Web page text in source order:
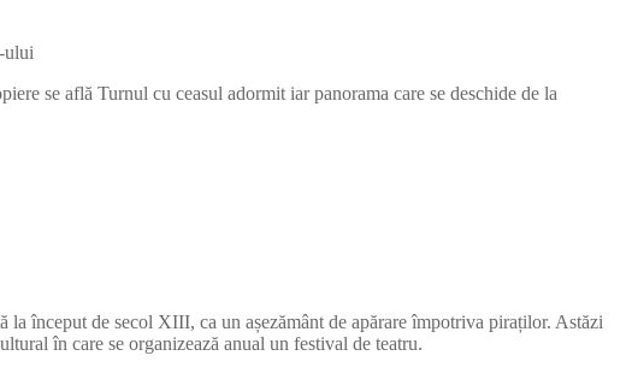
ului
se află Turnul cu ceasul adormit iar panorama care se deschide de la
început de secol XIII, ca un așezământ de apărare împotriva piraților. Astăzi
în care se organizează anual un festival de teatru.